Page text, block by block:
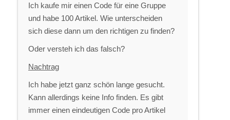
Ich kaufe mir einen Code für eine Gruppe
und habe 100 Artikel. Wie unterscheiden
sich diese dann um den richtigen zu finden?
Oder versteh ich das falsch?
Nachtrag
Ich habe jetzt ganz schön lange gesucht.
Kann allerdings keine Info finden. Es gibt
immer einen eindeutigen Code pro Artikel